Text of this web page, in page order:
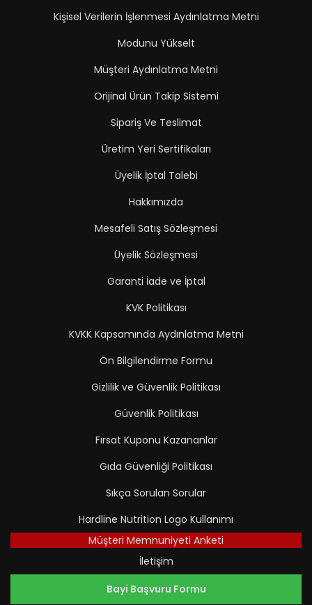
Kişisel Verilerin İşlenmesi Aydınlatma Metni
Modunu Yükselt
Müşteri Aydınlatma Metni
Orijinal Ürün Takip Sistemi
Sipariş Ve Teslimat
Üretim Yeri Sertifikaları
Üyelik İptal Talebi
Hakkımızda
Mesafeli Satış Sözleşmesi
Üyelik Sözleşmesi
Garanti İade ve İptal
KVK Politikası
KVKK Kapsamında Aydınlatma Metni
Ön Bilgilendirme Formu
Gizlilik ve Güvenlik Politikası
Güvenlik Politikası
Fırsat Kuponu Kazananlar
Gıda Güvenliği Politikası
Sıkça Sorulan Sorular
Hardline Nutrition Logo Kullanımı
Müşteri Memnuniyeti Anketi
İletişim
Bayi Başvuru Formu